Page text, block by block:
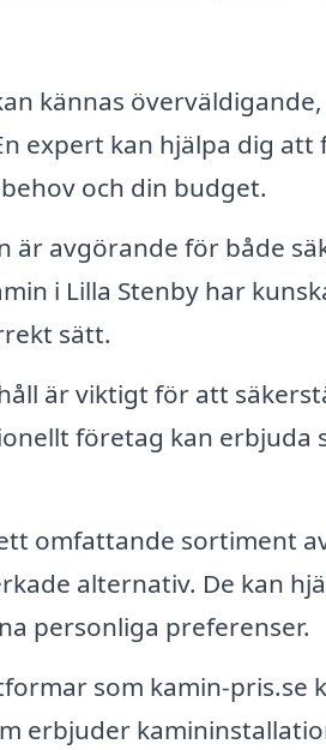
kännas
expert kan hjälpa dig
och din budget.
är avgörande för både
i Lilla Stenby har
sätt.
är viktigt för att
företag kan erbjuda
omfattande sortiment
alternativ. De kan
personliga preferenser.
som kamin-pris.se
erbjuder